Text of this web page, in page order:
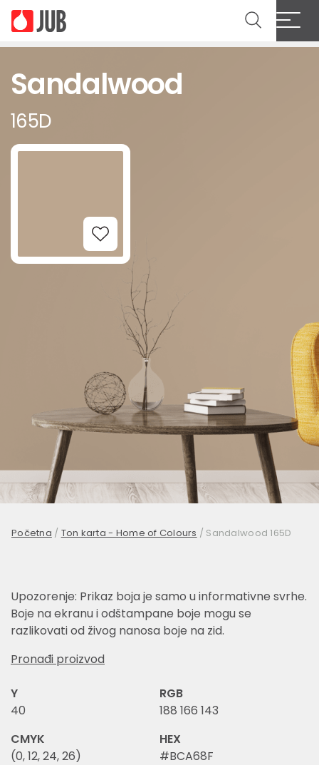
Sandalwood
165D
Add to Wishlist
Početna / Ton karta - Home of Colours / Sandalwood 165D
Upozorenje: Prikaz boja je samo u informativne svrhe.
Boje na ekranu i odštampane boje mogu se
razlikovati od živog nanosa boje na zid.
Pronađi proizvod
Y
40
RGB
188 166 143
CMYK
(0, 12, 24, 26)
HEX
#BCA68F